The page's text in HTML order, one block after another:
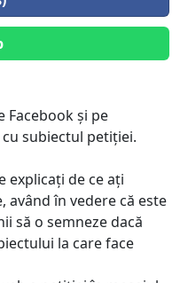
Facebook și pe
subiectul petiției.
explicați de ce ați
având în vedere că este
să o semneze dacă
la care face